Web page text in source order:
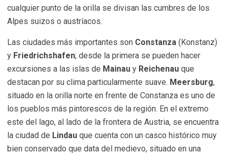
cualquier punto de la orilla se divisan las cumbres de los
Alpes suizos o austríacos.
Las ciudades más importantes son Constanza (Konstanz)
y Friedrichshafen; desde la primera se pueden hacer
excursiones a las islas de Mainau y Reichenau que
destacan por su clima particularmente suave. Meersburg,
situado en la orilla norte en frente de Constanza es uno de
los pueblos más pintorescos de la región. En el extremo
este del lago, al lado de la frontera de Austria, se encuentra
la ciudad de Lindau que cuenta con un casco histórico muy
bien conservado que data del medievo, situado en una